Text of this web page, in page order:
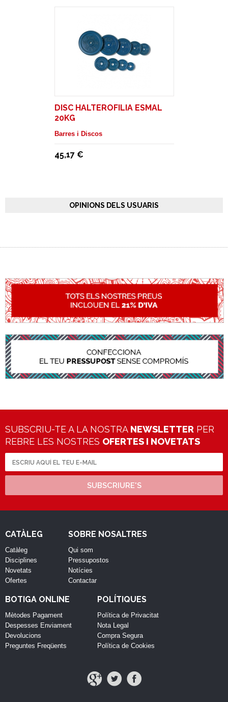
DISC HALTEROFILIA ESMAL
20KG
Barres i Discos
45,17 €
OPINIONS DELS USUARIS
SUBSCRIU-TE A LA NOSTRA NEWSLETTER PER
REBRE LES NOSTRES OFERTES I NOVETATS
SUBSCRIURE'S
CATÀLEG
Catàleg
Disciplines
Novetats
Ofertes
SOBRE NOSALTRES
Qui som
Pressupostos
Notícies
Contactar
BOTIGA ONLINE
Mètodes Pagament
Despesses Enviament
Devolucions
Preguntes Freqüents
POLÍTIQUES
Política de Privacitat
Nota Legal
Compra Segura
Política de Cookies